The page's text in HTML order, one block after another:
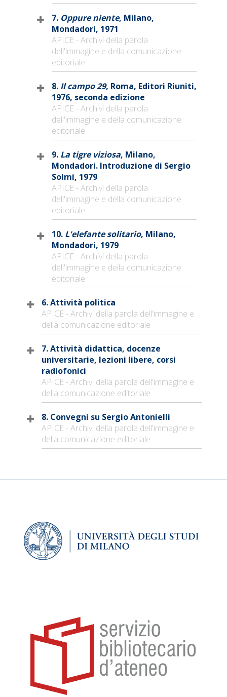
7. Oppure niente, Milano,
Mondadori, 1971
APICE - Archivi della parola
dell'immagine e della comunicazione
editoriale
8. Il campo 29, Roma, Editori Riuniti,
1976, seconda edizione
APICE - Archivi della parola
dell'immagine e della comunicazione
editoriale
9. La tigre viziosa, Milano,
Mondadori. Introduzione di Sergio
Solmi, 1979
APICE - Archivi della parola
dell'immagine e della comunicazione
editoriale
10. L'elefante solitario, Milano,
Mondadori, 1979
APICE - Archivi della parola
dell'immagine e della comunicazione
editoriale
6. Attività politica
APICE - Archivi della parola dell'immagine e
della comunicazione editoriale
7. Attività didattica, docenze
universitarie, lezioni libere, corsi
radiofonici
APICE - Archivi della parola dell'immagine e
della comunicazione editoriale
8. Convegni su Sergio Antonielli
APICE - Archivi della parola dell'immagine e
della comunicazione editoriale